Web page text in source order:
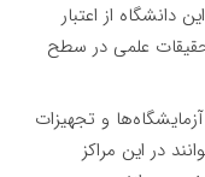
دانشگاه از اعتبار
علمی در سطح
و تجهیزات
در این مراکز